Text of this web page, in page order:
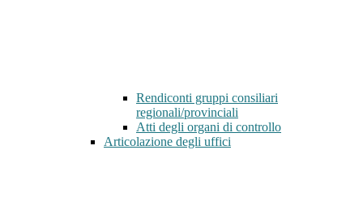
Rendiconti gruppi consiliari
regionali/provinciali
Atti degli organi di controllo
Articolazione degli uffici